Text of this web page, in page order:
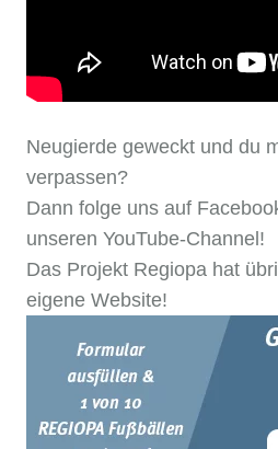
Neugierde geweckt und du
verpassen?
Dann folge uns auf
unseren YouTube-Channel!
Das Projekt Regiopa hat
eigene Website!